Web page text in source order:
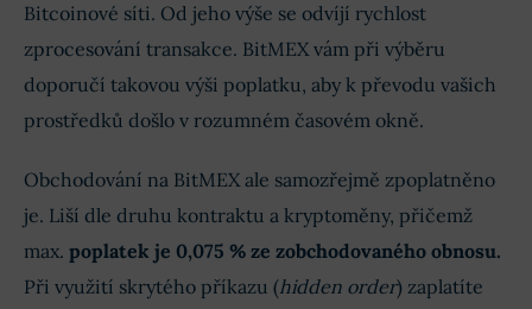
Bitcoinové síti. Od jeho výše se odvíjí rychlost
zprocesování transakce. BitMEX vám při výběru
doporučí takovou výši poplatku, aby k převodu vašich
prostředků došlo v rozumném časovém okně.
Obchodování na BitMEX ale samozřejmě zpoplatněno
je. Liší dle druhu kontraktu a kryptoměny, přičemž
max. poplatek je 0,075 % ze zobchodovaného obnosu.
Při využití skrytého příkazu (hidden order) zaplatíte